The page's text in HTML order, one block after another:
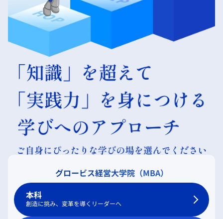
グロービス経営大学院（MBA）
本科
創造に挑み、変革を導くリーダーへ